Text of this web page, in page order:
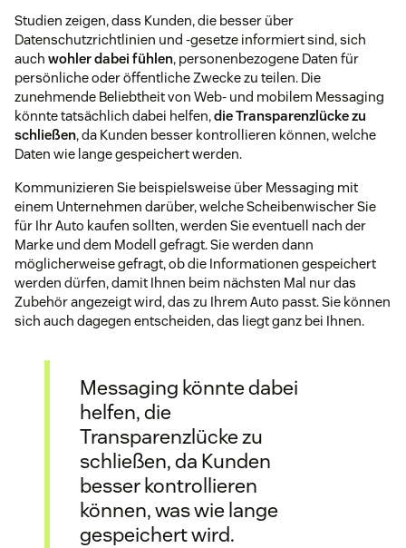
Studien zeigen, dass Kunden, die besser über
Datenschutzrichtlinien und -gesetze informiert sind, sich
auch wohler dabei fühlen, personenbezogene Daten für
persönliche oder öffentliche Zwecke zu teilen. Die
zunehmende Beliebtheit von Web- und mobilem Messaging
könnte tatsächlich dabei helfen,die Transparenzlücke zu
schließen, da Kunden besser kontrollieren können, welche
Daten wie lange gespeichert werden.
Kommunizieren Sie beispielsweise über Messaging mit
einem Unternehmen darüber, welche Scheibenwischer Sie
für Ihr Auto kaufen sollten, werden Sie eventuell nach der
Marke und dem Modell gefragt. Sie werden dann
möglicherweise gefragt, ob die Informationen gespeichert
werden dürfen, damit Ihnen beim nächsten Mal nur das
Zubehör angezeigt wird, das zu Ihrem Auto passt. Sie können
sich auch dagegen entscheiden, das liegt ganz bei Ihnen.
Messaging könnte dabei
helfen, die
Transparenzlücke zu
schließen, da Kunden
besser kontrollieren
können, was wie lange
gespeichert wird.